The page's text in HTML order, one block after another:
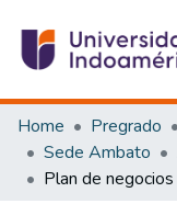
Communities &
All of DSpace
Statistics
Home Pregrado
Sede Ambato